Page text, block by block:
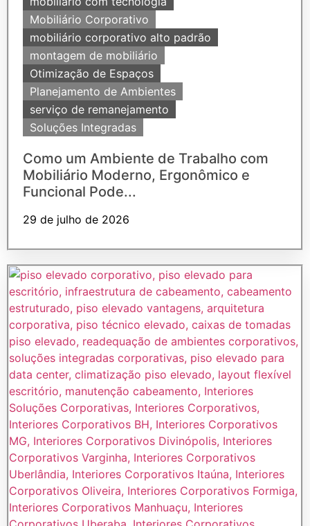
Mobiliário Corporativo
mobiliário corporativo alto padrão
montagem de mobiliário
Otimização de Espaços
Planejamento de Ambientes
serviço de remanejamento
Soluções Integradas
Como um Ambiente de Trabalho com
Mobiliário Moderno, Ergonômico e
Funcional Pode...
29 de julho de 2026